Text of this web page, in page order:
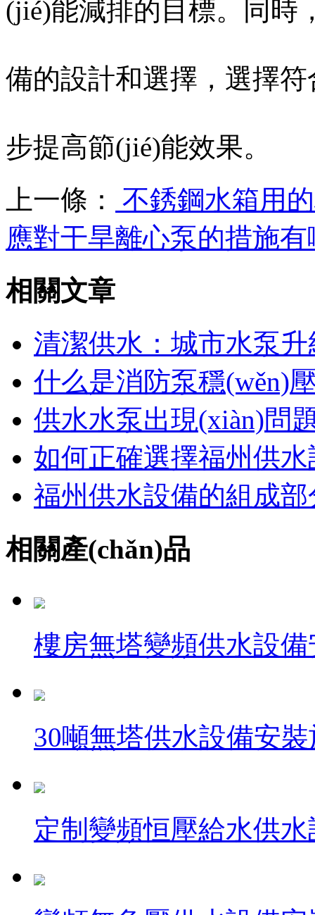
(jié)能減排的目標。同時
備的設計和選擇，選擇符合
步提高節(jié)能效果。
上一條：
不銹鋼水箱用
應對干旱離心泵的措施有
相關文章
清潔供水：城市水泵
什么是消防泵穩(wěn)
供水水泵出現(xiàn)問
如何正確選擇福州供水
福州供水設備的組成
相關產(chǎn)品
樓房無塔變頻供水設
30噸無塔供水設備安
定制變頻恒壓給水供